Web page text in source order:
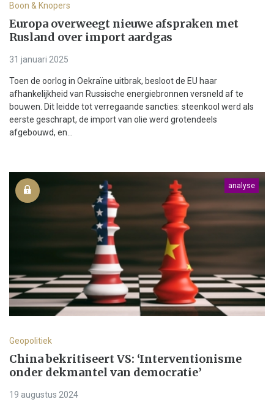
Boon & Knopers
Europa overweegt nieuwe afspraken met
Rusland over import aardgas
31 januari 2025
Toen de oorlog in Oekraïne uitbrak, besloot de EU haar
afhankelijkheid van Russische energiebronnen versneld af te
bouwen. Dit leidde tot verregaande sancties: steenkool werd als
eerste geschrapt, de import van olie werd grotendeels
afgebouwd, en...
analyse
Geopolitiek
China bekritiseert VS: ‘Interventionisme
onder dekmantel van democratie’
19 augustus 2024